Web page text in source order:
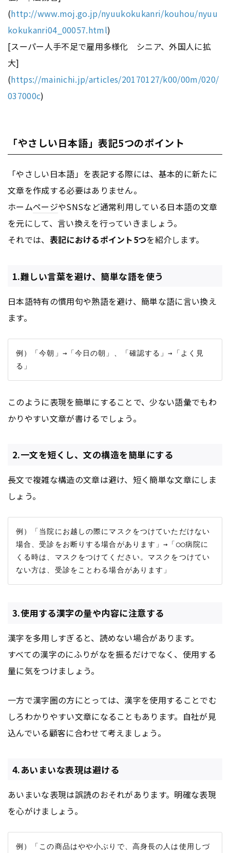
(http://www.moj.go.jp/nyuukokukanri/kouhou/nyuu
kokukanri04_00057.html)
[スーパー人手不足で雇用多様化 シニア、外国人に拡
大]
(https://mainichi.jp/articles/20170127/k00/00m/020/
037000c)
「やさしい日本語」表記5つのポイント
「やさしい日本語」を表記する際には、基本的に新たに
文章を作成する必要はありません。
ホームページやSNSなど通常利用している日本語の文章
を元にして、言い換えを行っていきましょう。
それでは、 表記におけるポイント5つを紹介します。
1.難しい言葉を避け、簡単な語を使う
日本語特有の慣用句や熟語を避け、簡単な語に言い換え
ます。
例）「今朝」→「今日の朝」、「確認する」→「よく見
このように表現を簡単にすることで、少ない語彙でもわ
かりやすい文章が書けるでしょう。
2.一文を短くし、文の構造を簡単にする
長文で複雑な構造の文章は避け、短く簡単な文章にしま
しょう。
例）「当院にお越しの際にマスクをつけていただけない
場合、受診をお断りする場合があります」→「◯◯病院に
くる時は、マスクをつけてください。マスクをつけてい
3.使用する漢字の量や内容に注意する
漢字を多用しすぎると、読めない場合があります。
すべての漢字のにふりがなを振るだけでなく、使用する
量に気をつけましょう。
一方で漢字圏の方にとっては、漢字を使用することでむ
しろわかりやすい文章になることもあります。自社が見
込んでいる顧客に合わせて考えましょう。
4.あいまいな表現は避ける
あいまいな表現は誤読のおそれがあります。明確な表現
を心がけましょう。
例）「この商品はやや小ぶりで、高身長の人は使用しづ